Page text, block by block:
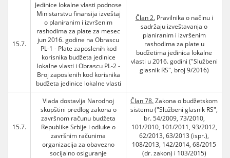
15.7.
Jedinice lokalne vlasti podnose
Ministarstvu finansija izveštaj
o planiranim i izvršenim
rashodima za plate za mesec
jun 2016. godine na Obrascu
PL-1 - Plate zaposlenih kod
korisnika budžeta jedinice
lokalne vlasti i Obrascu PL-2 -
Broj zaposlenih kod korisnika
budžeta jedinice lokalne vlasti
Član 2.Pravilnika o načinu i
sadržaju izveštavanja o
planiranim i izvršenim
rashodima za plate u
budžetima jedinica lokalne
vlasti u 2016. godini ("Službeni
glasnik RS", broj 9/2016)
15.7.
Vlada dostavlja Narodnoj
skupštini predlog zakona o
završnom računu budžeta
Republike Srbije i odluke o
završnim računima
organizacija za obavezno
socijalno osiguranje
Član 78.Zakona o budžetskom
sistemu ("Službeni glasnik RS",
br. 54/2009, 73/2010,
101/2010, 101/2011, 93/2012,
62/2013, 63/2013 (ispr.),
108/2013, 142/2014, 68/2015
(dr. zakon) i 103/2015)